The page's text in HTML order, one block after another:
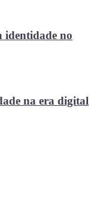
identidade no
na era digital